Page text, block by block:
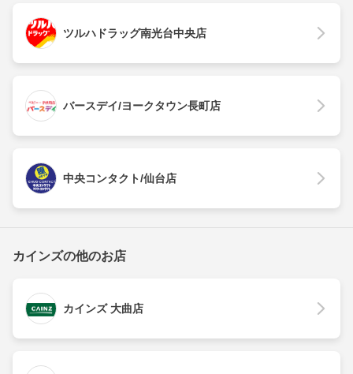
ツルハドラッグ南光台中央店
バースデイ/ヨークタウン長町店
中央コンタクト/仙台店
カインズの他のお店
カインズ 大曲店